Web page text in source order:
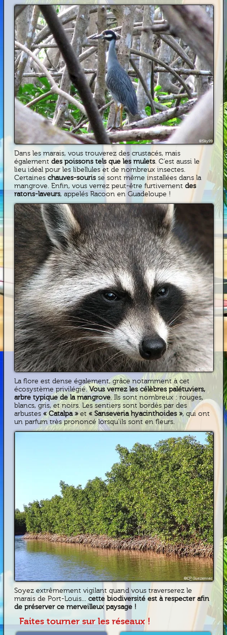
Dans les marais, vous trouverez des crustacés, mais
égalementdes poissons tels que les mulets. C’est aussi le
lieu idéal pour les libellules et de nombreux insectes.
Certaines chauves-souris se sont même installées dans la
mangrove. Enfin, vous verrez peut-être furtivementdes
ratons-laveurs, appelés Racoon en Guadeloupe !
La flore est dense également, grâce notamment à cet
écosystème privilégié.Vous verrez les célèbres palétuviers,
arbre typique de la mangrove. Ils sont nombreux : rouges,
blancs, gris, et noirs. Les sentiers sont bordés par des
arbustes« Catalpa »et« Sanseveria hyacinthoides », qui ont
un parfum très prononcé lorsqu’ils sont en fleurs.
Soyez extrêmement vigilant quand vous traverserez le
marais de Port-Louis...cette biodiversité est à respecter afin
de préserver ce merveilleux paysage !
Faites tourner sur les réseaux !